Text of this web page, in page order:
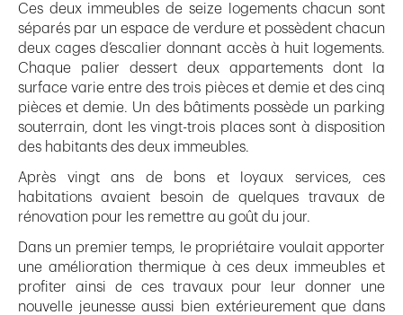
Ces deux immeubles de seize logements chacun sont
séparés par un espace de verdure et possèdent chacun
deux cages d’escalier donnant accès à huit logements.
Chaque palier dessert deux appartements dont la
surface varie entre des trois pièces et demie et des cinq
pièces et demie. Un des bâtiments possède un parking
souterrain, dont les vingt-trois places sont à disposition
des habitants des deux immeubles.
Après vingt ans de bons et loyaux services, ces
habitations avaient besoin de quelques travaux de
rénovation pour les remettre au goût du jour.
Dans un premier temps, le propriétaire voulait apporter
une amélioration thermique à ces deux immeubles et
profiter ainsi de ces travaux pour leur donner une
nouvelle jeunesse aussi bien extérieurement que dans